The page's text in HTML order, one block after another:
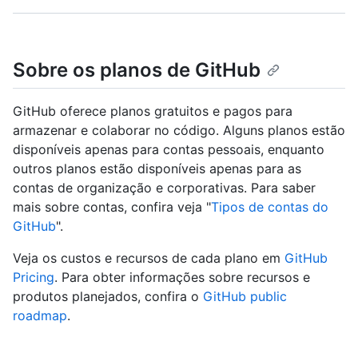
Sobre os planos de GitHub
GitHub oferece planos gratuitos e pagos para
armazenar e colaborar no código. Alguns planos estão
disponíveis apenas para contas pessoais, enquanto
outros planos estão disponíveis apenas para as
contas de organização e corporativas. Para saber
mais sobre contas, confira veja "Tipos de contas do
GitHub".
Veja os custos e recursos de cada plano em GitHub
Pricing. Para obter informações sobre recursos e
produtos planejados, confira o GitHub public
roadmap.